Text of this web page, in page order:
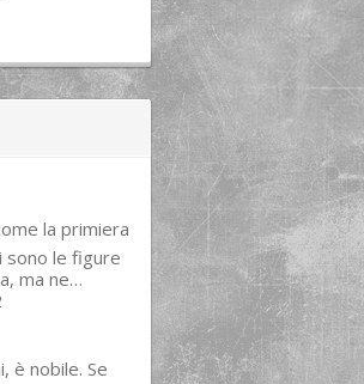
la primiera
sono le figure
ma ne…
è nobile. Se